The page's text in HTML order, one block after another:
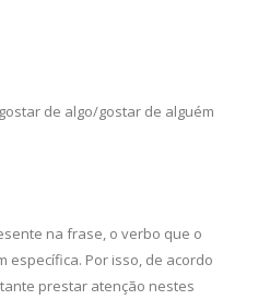
de algo/gostar de alguém
na frase, o verbo que o
específica. Por isso, de acordo
prestar atenção nestes